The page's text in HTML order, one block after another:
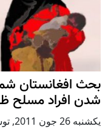
بحث افغانستان
شدن افراد مسلح
يكشنبه 26 جون 2011 ,